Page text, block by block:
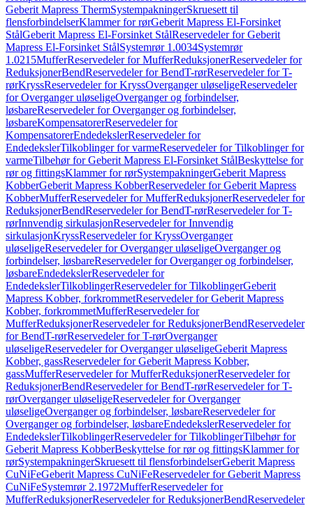
Geberit Mapress ThermSystempakningerSkruesett til
flensforbindelserKlammer for rørGeberit Mapress El-Forsinket
StålGeberit Mapress El-Forsinket StålReservedeler for Geberit
Mapress El-Forsinket StålSystemrør 1.0034Systemrør
1.0215MufferReservedeler for MufferReduksjonerReservedeler for
ReduksjonerBendReservedeler for BendT-rørReservedeler for T-
rørKryssReservedeler for KryssOverganger uløseligeReservedeler
for Overganger uløseligeOverganger og forbindelser,
løsbareReservedeler for Overganger og forbindelser,
løsbareKompensatorerReservedeler for
KompensatorerEndedekslerReservedeler for
EndedekslerTilkoblinger for varmeReservedeler for Tilkoblinger for
varmeTilbehør for Geberit Mapress El-Forsinket StålBeskyttelse for
rør og fittingsKlammer for rørSystempakningerGeberit Mapress
KobberGeberit Mapress KobberReservedeler for Geberit Mapress
KobberMufferReservedeler for MufferReduksjonerReservedeler for
ReduksjonerBendReservedeler for BendT-rørReservedeler for T-
rørInnvendig sirkulasjonReservedeler for Innvendig
sirkulasjonKryssReservedeler for KryssOverganger
uløseligeReservedeler for Overganger uløseligeOverganger og
forbindelser, løsbareReservedeler for Overganger og forbindelser,
løsbareEndedekslerReservedeler for
EndedekslerTilkoblingerReservedeler for TilkoblingerGeberit
Mapress Kobber, forkrommetReservedeler for Geberit Mapress
Kobber, forkrommetMufferReservedeler for
MufferReduksjonerReservedeler for ReduksjonerBendReservedeler
for BendT-rørReservedeler for T-rørOverganger
uløseligeReservedeler for Overganger uløseligeGeberit Mapress
Kobber, gassReservedeler for Geberit Mapress Kobber,
gassMufferReservedeler for MufferReduksjonerReservedeler for
ReduksjonerBendReservedeler for BendT-rørReservedeler for T-
rørOverganger uløseligeReservedeler for Overganger
uløseligeOverganger og forbindelser, løsbareReservedeler for
Overganger og forbindelser, løsbareEndedekslerReservedeler for
EndedekslerTilkoblingerReservedeler for TilkoblingerTilbehør for
Geberit Mapress KobberBeskyttelse for rør og fittingsKlammer for
rørSystempakningerSkruesett til flensforbindelserGeberit Mapress
CuNiFeGeberit Mapress CuNiFeReservedeler for Geberit Mapress
CuNiFeSystemrør 2.1972MufferReservedeler for
MufferReduksjonerReservedeler for ReduksjonerBendReservedeler